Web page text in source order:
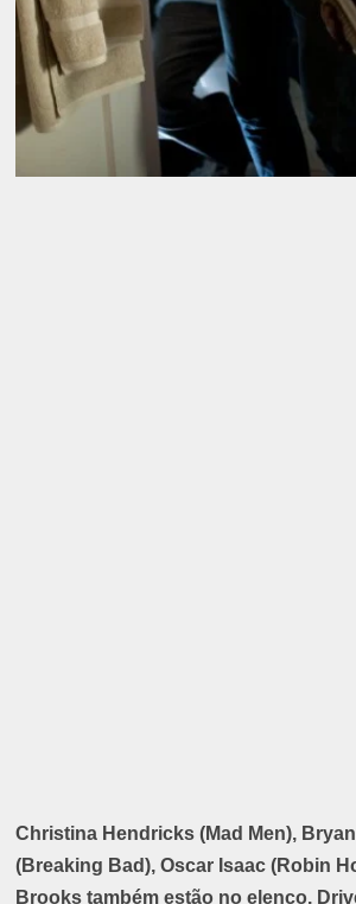
Christina Hendricks (Mad Men),
(Breaking Bad), Oscar Isaac (Robin
Brooks também estão no elenco.